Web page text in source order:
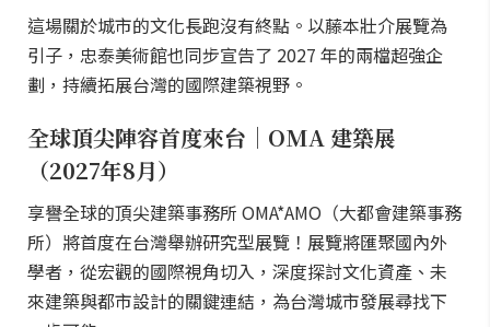
這場關於城市的文化長跑沒有終點。以藤本壯介展覽為
引子，忠泰美術館也同步宣告了 2027 年的兩檔超強企
劃，持續拓展台灣的國際建築視野。
全球頂尖陣容首度來台｜OMA 建築展
（2027年8月）
享譽全球的頂尖建築事務所 OMA*AMO（大都會建築事務
所）將首度在台灣舉辦研究型展覽！展覽將匯聚國內外
學者，從宏觀的國際視角切入，深度探討文化資產、未
來建築與都市設計的關鍵連結，為台灣城市發展尋找下